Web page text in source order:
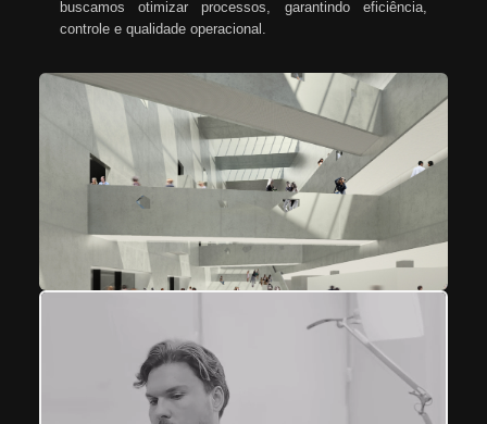
buscamos otimizar processos, garantindo eficiência,
controle e qualidade operacional.